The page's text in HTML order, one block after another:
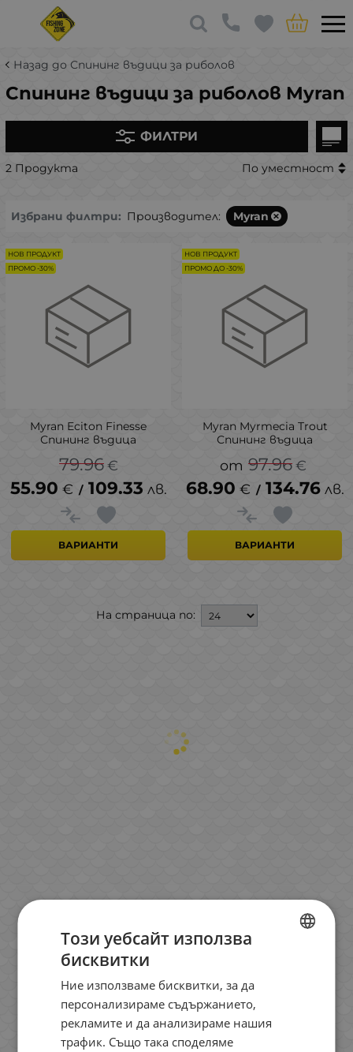
Назад до Спининг въдици за риболов
Спининг въдици за риболов Myran
ФИЛТРИ
2 Продукта По уместност
Избрани филтри: Производител: Myran
Myran Eciton Finesse
Спининг въдица
79.96 €
55.90 € / 109.33 лв.
ВАРИАНТИ
НОВ ПРОДУКТ
ПРОМО -30%
Myran Myrmecia Trout
Спининг въдица
97.96 €
68.90 € / 134.76 лв.
ВАРИАНТИ
НОВ ПРОДУКТ
ПРОМО ДО -30%
На страница по:
Този уебсайт използва
бисквитки
Ние използваме бисквитки, за да
персонализираме съдържанието,
рекламите и да анализираме нашия
трафик. Също така споделяме